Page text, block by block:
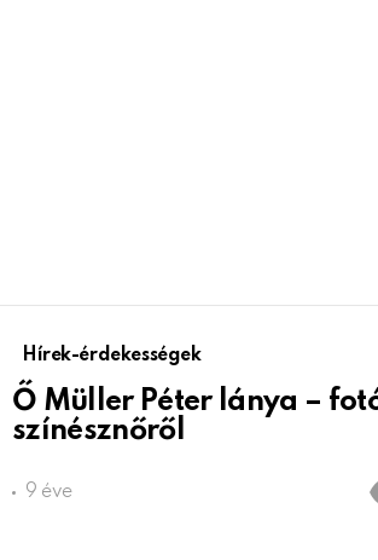
Hírek-érdekességek
Ő Müller Péter lánya –
színésznőről
9 éve